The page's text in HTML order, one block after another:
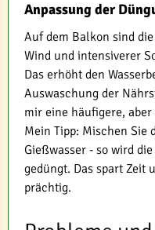
Anpassung der
Auf dem Balkon sind
Wind und intensiverer
Das erhöht den
Auswaschung der
mir eine häufigere,
Mein Tipp: Mischen Sie
Gießwasser - so wird
gedüngt. Das spart Zeit
prächtig.